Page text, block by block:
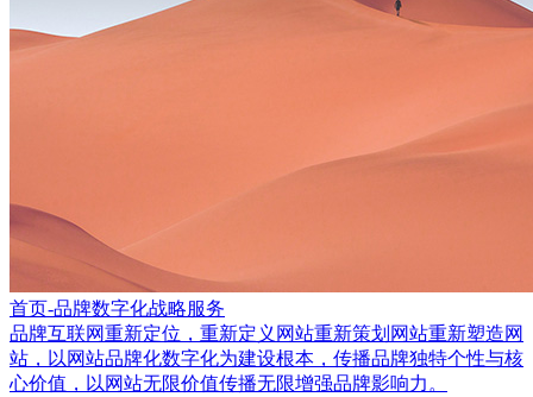
首页-品牌数字化战略服务
品牌互联网重新定位，重新定义网站重新策划网站重新塑造网
站，以网站品牌化数字化为建设根本，传播品牌独特个性与核
心价值，以网站无限价值传播无限增强品牌影响力。